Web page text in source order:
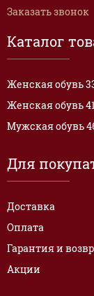
Каталог
Женская обувь
Женская обувь
Мужская обувь
Для
Доставка
Оплата
Гарантия и
Акции
Заказать звонок